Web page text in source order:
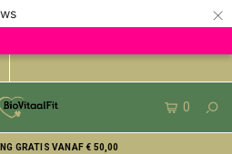
×
0
GRATIS VANAF € 50,00